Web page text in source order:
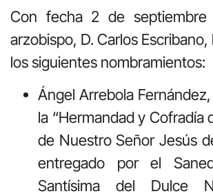
Con fecha 2 de
arzobispo, D. Carlos
los siguientes nombramientos:
Ángel Arrebola
la “Hermandad y Cofradía
de Nuestro Señor Jesús
entregado por el
Santísima del Dulce